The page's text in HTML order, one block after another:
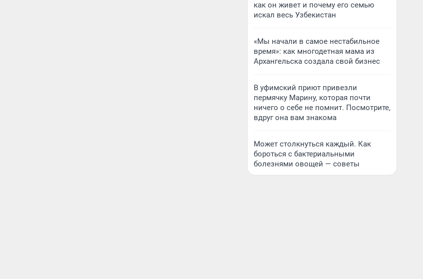
как он живет и почему его семью
искал весь Узбекистан
«Мы начали в самое нестабильное
время»: как многодетная мама из
Архангельска создала свой бизнес
В уфимский приют привезли
пермячку Марину, которая почти
ничего о себе не помнит. Посмотрите,
вдруг она вам знакома
Может столкнуться каждый. Как
бороться с бактериальными
болезнями овощей — советы